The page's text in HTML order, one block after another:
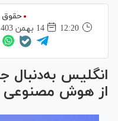
حقوق
12:20
14 بهمن 1403
انگلیس به‌دنبال
از هوش مصنوعی